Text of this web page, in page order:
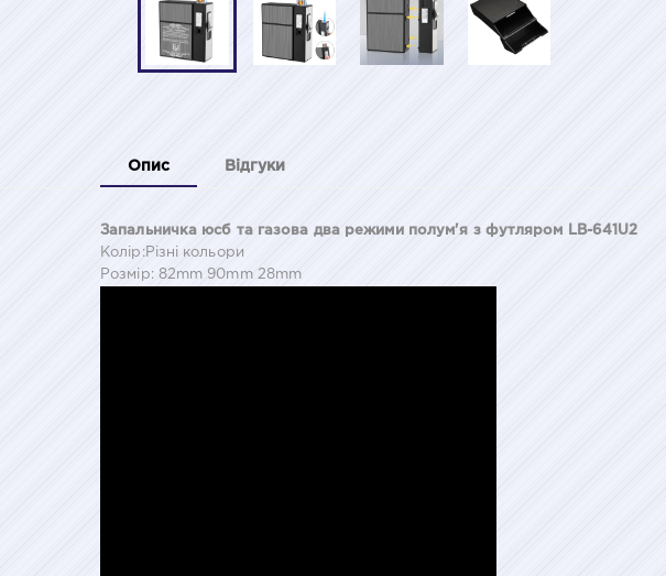
Опис Відгуки
Запальничка юсб та газова два режими полум'я з футляром LB-641U2
Колір:Різні кольори
Розмір: 82mm 90mm 28mm